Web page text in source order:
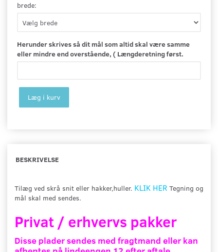
brede:
Herunder skrives så dit mål som altid skal være samme
eller mindre end overstående, ( Længderetning først.
Læg i kurv
BESKRIVELSE
Tilæg ved skrå snit eller hakker,huller. KLIK HER Tegning og
mål skal med sendes.
Privat / erhvervs pakker
Disse plader sendes med fragtmand eller kan